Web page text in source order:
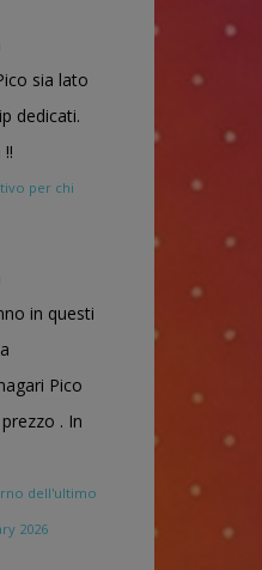
sia lato
dedicati.
per chi
in questi
Pico
. In
dell'ultimo
2026